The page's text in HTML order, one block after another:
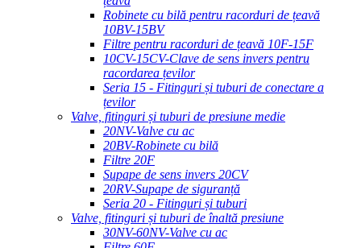
Robinete cu bilă pentru racorduri de țeavă
10BV-15BV
Filtre pentru racorduri de țeavă 10F-15F
10CV-15CV-Clave de sens invers pentru
racordarea țevilor
Seria 15 - Fitinguri și tuburi de conectare a
țevilor
Valve, fitinguri și tuburi de presiune medie
20NV-Valve cu ac
20BV-Robinete cu bilă
Filtre 20F
Supape de sens invers 20CV
20RV-Supape de siguranță
Seria 20 - Fitinguri și tuburi
Valve, fitinguri și tuburi de înaltă presiune
30NV-60NV-Valve cu ac